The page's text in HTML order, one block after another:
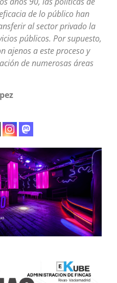
de lo público han
al sector privado la
públicos. Por supuesto,
ajenos a este proceso y
de numerosas áreas